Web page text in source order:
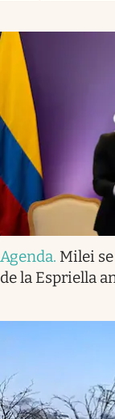
Agenda. Milei
de la Espriella